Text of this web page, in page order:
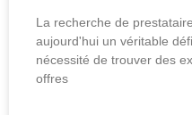
La recherche de
aujourd'hui un véritable
nécessité de trouver des
offres